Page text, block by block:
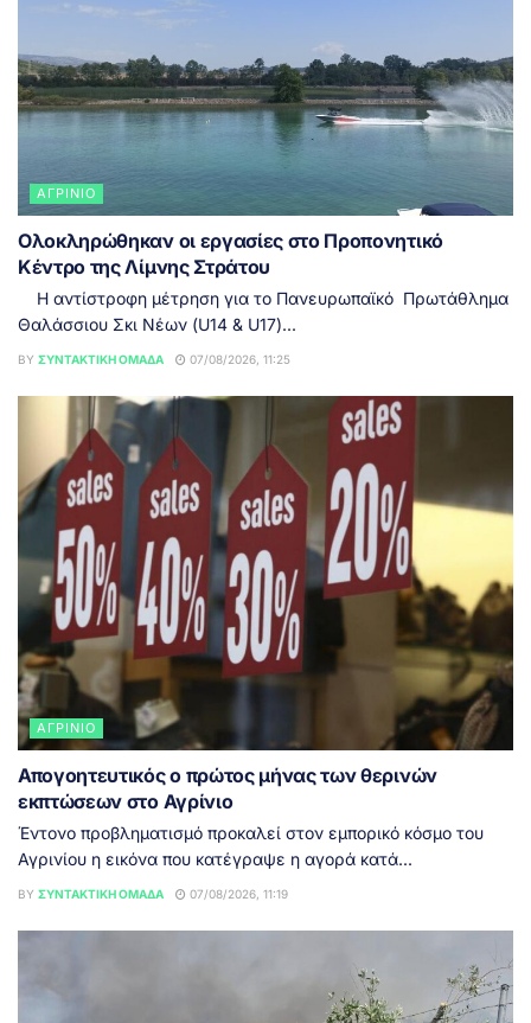
ΑΓΡΊΝΙΟ
Ολοκληρώθηκαν οι εργασίες στο Προπονητικό
Κέντρο της Λίμνης Στράτου
Η αντίστροφη μέτρηση για το Πανευρωπαϊκό Πρωτάθλημα
Θαλάσσιου Σκι Νέων (U14 & U17)...
BY ΣΥΝΤΑΚΤΙΚΉ ΟΜΆΔΑ 07/08/2026, 11:25
ΑΓΡΊΝΙΟ
Απογοητευτικός ο πρώτος μήνας των θερινών
εκπτώσεων στο Αγρίνιο
Έντονο προβληματισμό προκαλεί στον εμπορικό κόσμο του
Αγρινίου η εικόνα που κατέγραψε η αγορά κατά...
BY ΣΥΝΤΑΚΤΙΚΉ ΟΜΆΔΑ 07/08/2026, 11:19